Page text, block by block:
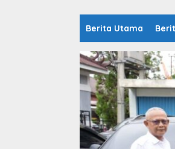
Berita Utama